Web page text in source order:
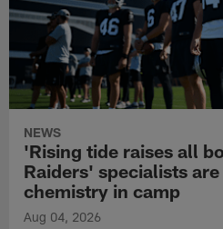
NEWS
'Rising tide raises all
Raiders' specialists
chemistry in camp
Aug 04, 2026